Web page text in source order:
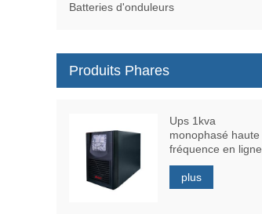
Batteries d'onduleurs
Produits Phares
Ups 1kva
monophasé haute
fréquence en ligne
plus